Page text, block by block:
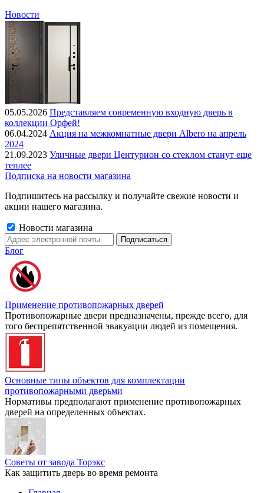
Новости
05.05.2026 Представляем современную входную дверь в
коллекции Орфей!
06.04.2024 Акция на межкомнатные двери Albero на апрель
2024
21.09.2023 Уличные двери Центурион со стеклом станут еще
теплее
Подписка на новости магазина
Подпишитесь на рассылку и получайте свежие новости и
акции нашего магазина.
Новости магазина
Блог
Применение противопожарных дверей
Противопожарные двери предназначены, прежде всего, для
того беспрепятственной эвакуации людей из помещения.
Основные типы объектов для комплектации
противопожарными дверьми
Нормативы предполагают применение противопожарных
дверей на определенных объектах.
Советы от завода Торэкс
Как защитить дверь во время ремонта